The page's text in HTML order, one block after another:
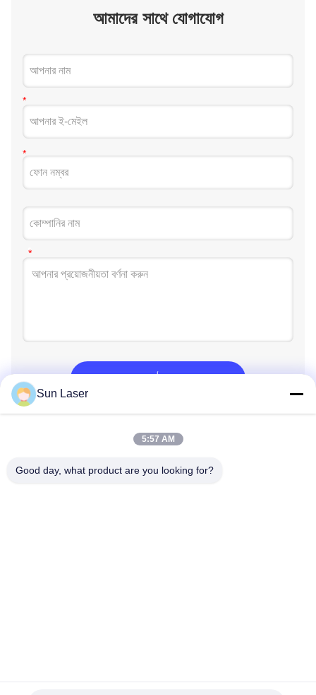
আমাদের সাথে যোগাযোগ
পাঠান
দ্রুত যোগাযোগ
Sun Laser
5:57 AM
Good day, what product are you looking for?